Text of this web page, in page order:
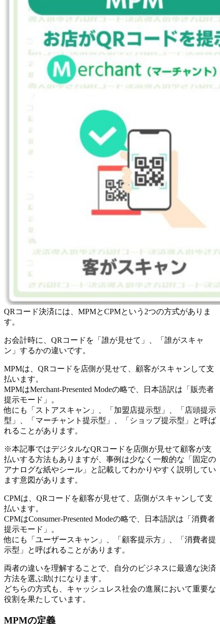
QRコード決済には、MPMとCPMという2つの方式がありま
す。
お会計時に、QRコードを「誰が見せて」、「誰がスキャ
ン」するかの違いです。
MPMは、QRコードを店側が見せて、顧客がスキャンして支
払います。
MPMはMerchant-Presented Modeの略で、日本語訳は「販売者
提示モード」。
他にも「ストアスキャン」、「加盟店提示型」、「店頭提示
型」、「マーチャント提示型」、「ショップ提示型」と呼ば
れることがあります。
※本記事ではデジタルなQRコードを店側が見せて顧客が支
払いする方法もありますが、事例は少なく一般的な「固定の
アナログな紙やシール」と記載してわかりやすく説明してい
ます意図があります。
CPMは、QRコードを顧客が見せて、店側がスキャンして支
払います。
CPMはConsumer-Presented Modeの略で、日本語訳は「消費者
提示モード」。
他にも「ユーザースキャン」、「顧客提示方」、「消費者提
示型」と呼ばれることがあります。
両者の違いを理解することで、自分のビジネスに最適な決済
方法を選ぶ助けになります。
どちらの方式も、キャッシュレス社会の進展において重要な
役割を果たしています。
MPMの定義